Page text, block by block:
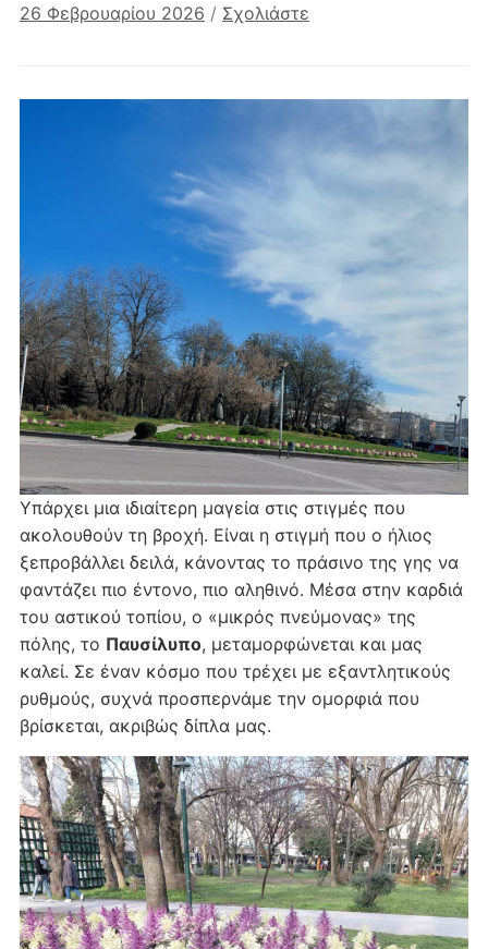
26 Φεβρουαρίου 2026 / Σχολιάστε
Υπάρχει μια ιδιαίτερη μαγεία στις στιγμές που
ακολουθούν τη βροχή. Είναι η στιγμή που ο ήλιος
ξεπροβάλλει δειλά, κάνοντας το πράσινο της γης να
φαντάζει πιο έντονο, πιο αληθινό. Μέσα στην καρδιά
του αστικού τοπίου, ο «μικρός πνεύμονας» της
πόλης, το Παυσίλυπο, μεταμορφώνεται και μας
καλεί. Σε έναν κόσμο που τρέχει με εξαντλητικούς
ρυθμούς, συχνά προσπερνάμε την ομορφιά που
βρίσκεται, ακριβώς δίπλα μας.